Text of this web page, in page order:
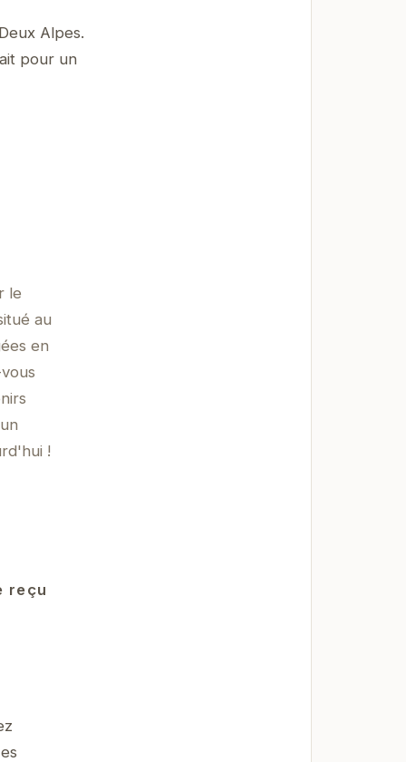
Alpes.
pour un
le
au
en
!
reçu